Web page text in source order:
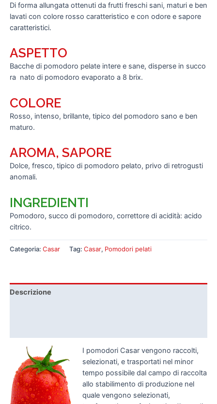
Di forma allungata ottenuti da frutti freschi sani, maturi e ben
lavati con colore rosso caratteristico e con odore e sapore
caratteristici.
ASPETTO
Bacche di pomodoro pelate intere e sane, disperse in succo
ra nato di pomodoro evaporato a 8 brix.
COLORE
Rosso, intenso, brillante, tipico del pomodoro sano e ben
maturo.
AROMA, SAPORE
Dolce, fresco, tipico di pomodoro pelato, privo di retrogusti
anomali.
INGREDIENTI
Pomodoro, succo di pomodoro, correttore di acidità: acido
citrico.
Categoria: Casar Tag: Casar, Pomodori pelati
Descrizione
I pomodori Casar vengono raccolti,
selezionati, e trasportati nel minor
tempo possibile dal campo di raccolta
allo stabilimento di produzione nel
quale vengono selezionati,